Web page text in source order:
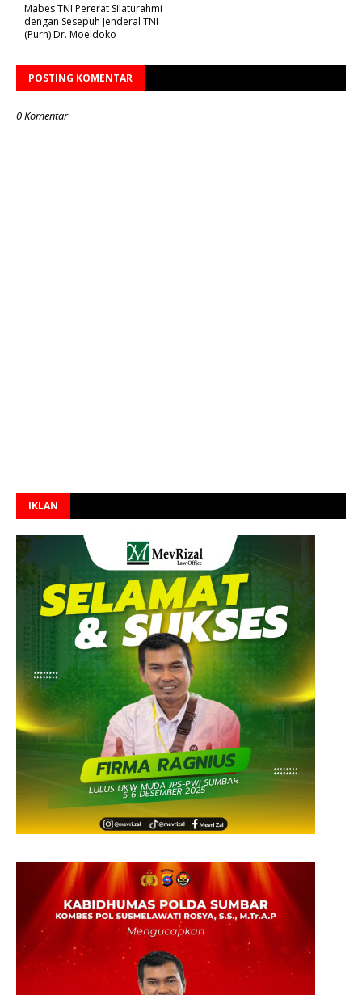
Mabes TNI Pererat Silaturahmi
dengan Sesepuh Jenderal TNI
(Purn) Dr. Moeldoko
POSTING KOMENTAR
0 Komentar
IKLAN